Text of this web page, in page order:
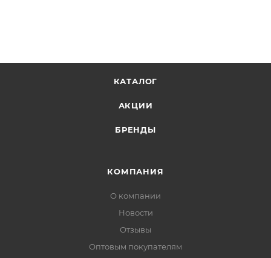
КАТАЛОГ
АКЦИИ
БРЕНДЫ
КОМПАНИЯ
О компании
Новости
Отзывы
Оптовым покупателям